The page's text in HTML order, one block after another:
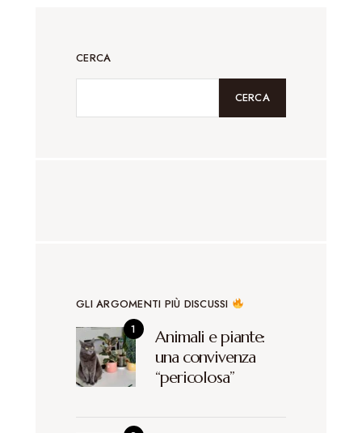
CERCA
CERCA
GLI ARGOMENTI PIÙ DISCUSSI
Animali e piante:
una convivenza
“pericolosa”